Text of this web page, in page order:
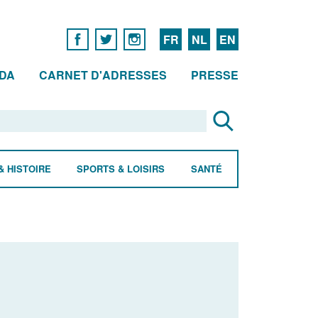
FR NL EN
CARNET D'ADRESSES PRESSE
HISTOIRE SPORTS & LOISIRS SANTÉ